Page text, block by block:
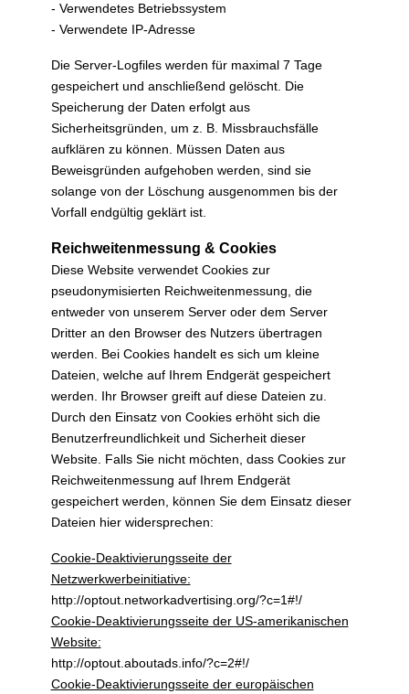
- Verwendetes Betriebssystem
- Verwendete IP-Adresse
Die Server-Logfiles werden für maximal 7 Tage
gespeichert und anschließend gelöscht. Die
Speicherung der Daten erfolgt aus
Sicherheitsgründen, um z. B. Missbrauchsfälle
aufklären zu können. Müssen Daten aus
Beweisgründen aufgehoben werden, sind sie
solange von der Löschung ausgenommen bis der
Vorfall endgültig geklärt ist.
Reichweitenmessung & Cookies
Diese Website verwendet Cookies zur
pseudonymisierten Reichweitenmessung, die
entweder von unserem Server oder dem Server
Dritter an den Browser des Nutzers übertragen
werden. Bei Cookies handelt es sich um kleine
Dateien, welche auf Ihrem Endgerät gespeichert
werden. Ihr Browser greift auf diese Dateien zu.
Durch den Einsatz von Cookies erhöht sich die
Benutzerfreundlichkeit und Sicherheit dieser
Website. Falls Sie nicht möchten, dass Cookies zur
Reichweitenmessung auf Ihrem Endgerät
gespeichert werden, können Sie dem Einsatz dieser
Dateien hier widersprechen:
Cookie-Deaktivierungsseite der
Netzwerkwerbeinitiative:
http://optout.networkadvertising.org/?c=1#!/
Cookie-Deaktivierungsseite der US-amerikanischen
Website:
http://optout.aboutads.info/?c=2#!/
Cookie-Deaktivierungsseite der europäischen